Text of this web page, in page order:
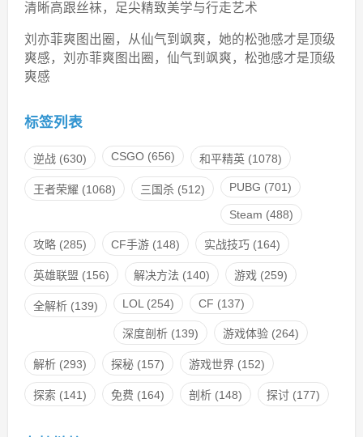
清晰高跟丝袜，足尖精致美学与行走艺术
刘亦菲爽图出圈，从仙气到飒爽，她的松弛感才是顶级
爽感，刘亦菲爽图出圈，仙气到飒爽，松弛感才是顶级
爽感
标签列表
逆战(630) CSGO(656) 和平精英(1078)
王者荣耀 (1068) 三国杀(512) PUBG (701)
Steam (488)
攻略(285) CF手游(148) 实战技巧(164)
英雄联盟 (156) 解决方法 (140) 游戏 (259)
全解析(139) LOL (254) CF (137)
深度剖析(139) 游戏体验(264)
解析(293) 探秘(157) 游戏世界(152)
探索 (141) 免费 (164) 剖析(148) 探讨(177)